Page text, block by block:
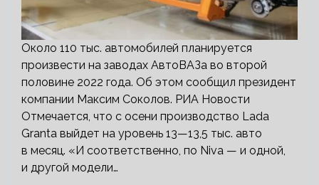
Около 110 тыс. автомобилей планируется
произвести на заводах АвтоВАЗа во второй
половине 2022 года. Об этом сообщил президент
компании Максим Соколов. РИА Новости
Отмечается, что с осени производство Lada
Granta выйдет на уровень 13—13,5 тыс. авто
в месяц. «И соответственно, по Niva — и одной,
и другой модели…